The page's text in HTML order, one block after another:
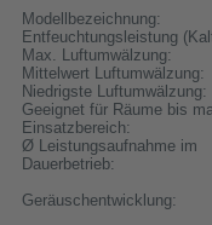
Modellbezeichnung:
Entfeuchtungsleistung
Max. Luftumwälzung:
Mittelwert Luftumwälzung:
Niedrigste Luftumwälzung:
Geeignet für Räume bis
Einsatzbereich:
Ø Leistungsaufnahme im
Dauerbetrieb:
Geräuschentwicklung: